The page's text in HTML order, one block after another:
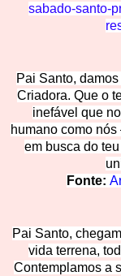
sabado-santo-
Pai Santo,
Criadora. Que o
inefável que
humano como
em busca do
Fonte:
Pai Santo,
vida terrena,
Contemplamos a